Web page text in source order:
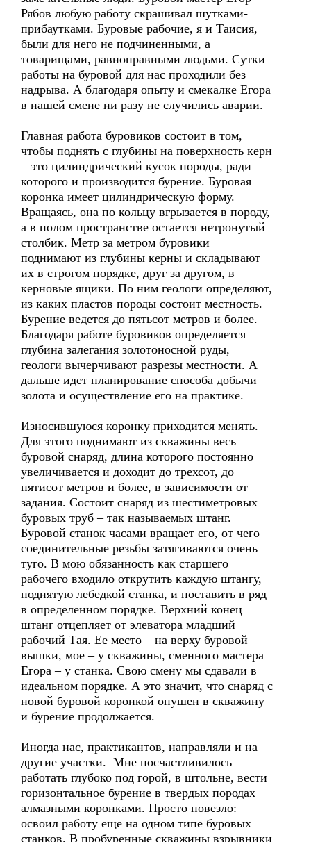
Рябов любую работу скрашивал шутками-
прибаутками. Буровые рабочие, я и Таисия,
были для него не подчиненными, а
товарищами, равноправными людьми. Сутки
работы на буровой для нас проходили без
надрыва. А благодаря опыту и смекалке Егора
в нашей смене ни разу не случились аварии.
Главная работа буровиков состоит в том,
чтобы поднять с глубины на поверхность керн
– это цилиндрический кусок породы, ради
которого и производится бурение. Буровая
коронка имеет цилиндрическую форму.
Вращаясь, она по кольцу вгрызается в породу,
а в полом пространстве остается нетронутый
столбик. Метр за метром буровики
поднимают из глубины керны и складывают
их в строгом порядке, друг за другом, в
керновые ящики. По ним геологи определяют,
из каких пластов породы состоит местность.
Бурение ведется до пятьсот метров и более.
Благодаря работе буровиков определяется
глубина залегания золотоносной руды,
геологи вычерчивают разрезы местности. А
дальше идет планирование способа добычи
золота и осуществление его на практике.
Износившуюся коронку приходится менять.
Для этого поднимают из скважины весь
буровой снаряд, длина которого постоянно
увеличивается и доходит до трехсот, до
пятисот метров и более, в зависимости от
задания. Состоит снаряд из шестиметровых
буровых труб – так называемых штанг.
Буровой станок часами вращает его, от чего
соединительные резьбы затягиваются очень
туго. В мою обязанность как старшего
рабочего входило открутить каждую штангу,
поднятую лебедкой станка, и поставить в ряд
в определенном порядке. Верхний конец
штанг отцепляет от элеватора младший
рабочий Тая. Ее место – на верху буровой
вышки, мое – у скважины, сменного мастера
Егора – у станка. Свою смену мы сдавали в
идеальном порядке. А это значит, что снаряд с
новой буровой коронкой опушен в скважину
и бурение продолжается.
Иногда нас, практикантов, направляли и на
другие участки. Мне посчастливилось
работать глубоко под горой, в штольне, вести
горизонтальное бурение в твердых породах
алмазными коронками. Просто повезло:
освоил работу еще на одном типе буровых
станков. В пробуренные скважины взрывники